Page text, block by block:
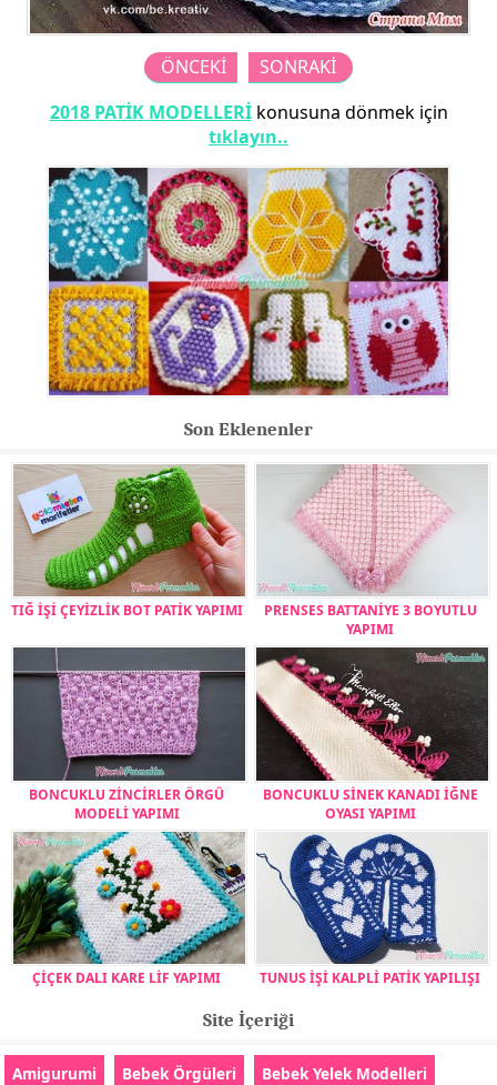
ÖNCEKİ
SONRAKİ
2018 PATİK MODELLERİkonusuna dönmek için
tıklayın..
Son Eklenenler
TIĞ İŞİ ÇEYİZLİK BOT PATİK YAPIMI
PRENSES BATTANİYE 3 BOYUTLU
YAPIMI
BONCUKLU ZİNCİRLER ÖRGÜ
MODELİ YAPIMI
BONCUKLU SİNEK KANADI İĞNE
OYASI YAPIMI
ÇİÇEK DALI KARE LİF YAPIMI TUNUS İŞİ KALPLİ PATİK YAPILIŞI
Site İçeriği
Amigurumi Bebek Örgüleri Bebek Yelek Modelleri